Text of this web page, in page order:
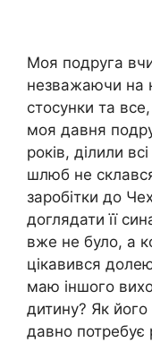
Моя подруга
незважаючи на
стосунки та
моя давня
років, ділили
шлюб не
заробітки до
доглядати її
вже не було, а
цікавився
маю іншого
дитину? Як
давно потребує